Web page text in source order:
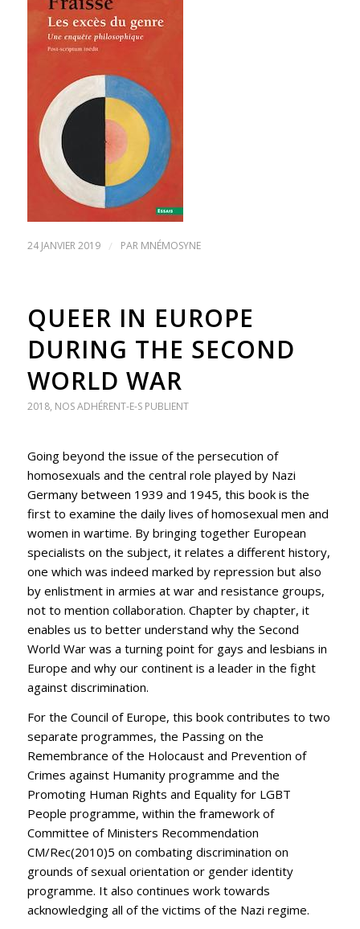
24 JANVIER 2019 / PAR MNÉMOSYNE
QUEER IN EUROPE
DURING THE SECOND
WORLD WAR
2018, NOS ADHÉRENT-E-S PUBLIENT
Going beyond the issue of the persecution of
homosexuals and the central role played by Nazi
Germany between 1939 and 1945, this book is the
first to examine the daily lives of homosexual men and
women in wartime. By bringing together European
specialists on the subject, it relates a different history,
one which was indeed marked by repression but also
by enlistment in armies at war and resistance groups,
not to mention collaboration. Chapter by chapter, it
enables us to better understand why the Second
World War was a turning point for gays and lesbians in
Europe and why our continent is a leader in the fight
against discrimination.
For the Council of Europe, this book contributes to two
separate programmes, the Passing on the
Remembrance of the Holocaust and Prevention of
Crimes against Humanity programme and the
Promoting Human Rights and Equality for LGBT
People programme, within the framework of
Committee of Ministers Recommendation
CM/Rec(2010)5 on combating discrimination on
grounds of sexual orientation or gender identity
programme. It also continues work towards
acknowledging all of the victims of the Nazi regime.